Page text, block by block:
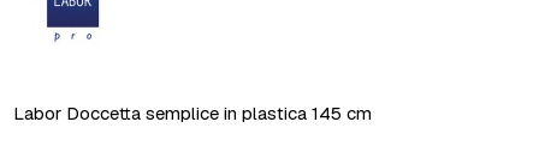
Labor Doccetta semplice in plastica 145 cm